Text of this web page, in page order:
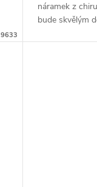
9633
náramek z
bude skvělým